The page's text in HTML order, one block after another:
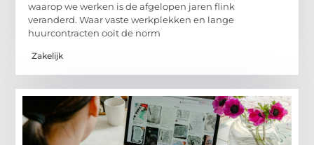
waarop we werken is de afgelopen jaren flink
veranderd. Waar vaste werkplekken en lange
huurcontracten ooit de norm
Zakelijk